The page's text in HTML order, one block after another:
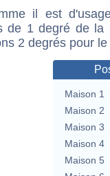
il est
de 1 degré de la
2 degrés pour
Maison 1
Maison 2
Maison 3
Maison 4
Maison 5